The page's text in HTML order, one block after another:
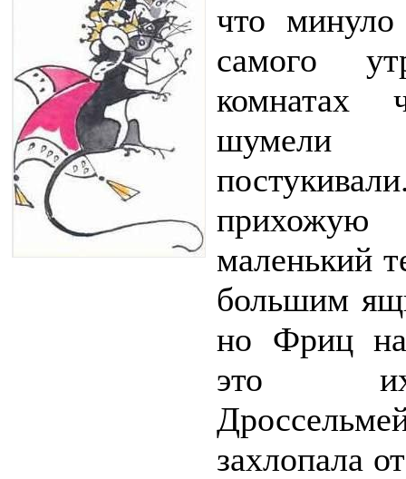
что
самого
комнатах
шумели
маленький
большим
но Фриц
это их
захлопала